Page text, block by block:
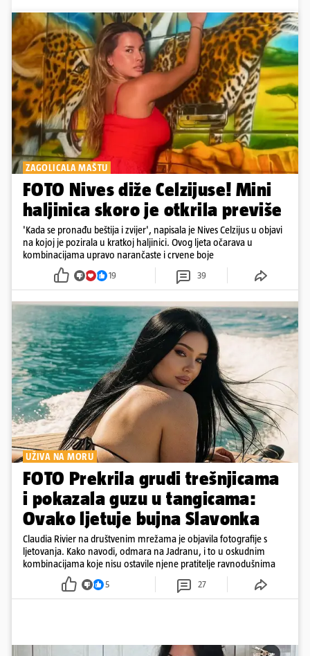
ZAGOLICALA MAŠTU
FOTO Nives diže Celzijuse! Mini
haljinica skoro je otkrila previše
'Kada se pronađu beštija i zvijer', napisala je Nives Celzijus u objavi
na kojoj je pozirala u kratkoj haljinici. Ovog ljeta očarava u
kombinacijama upravo narančaste i crvene boje
19 39
UŽIVA NA MORU
FOTO Prekrila grudi trešnjicama
i pokazala guzu u tangicama:
Ovako ljetuje bujna Slavonka
Claudia Rivier na društvenim mrežama je objavila fotografije s
ljetovanja. Kako navodi, odmara na Jadranu, i to u oskudnim
kombinacijama koje nisu ostavile njene pratitelje ravnodušnima
5 27